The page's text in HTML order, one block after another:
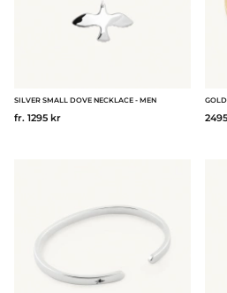
SILVER SMALL DOVE NECKLACE - MEN
fr. 1295 kr